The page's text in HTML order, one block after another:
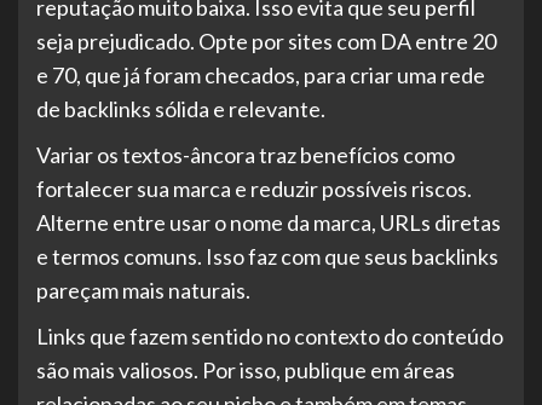
reputação muito baixa. Isso evita que seu perfil
seja prejudicado. Opte por sites com DA entre 20
e 70, que já foram checados, para criar uma rede
de backlinks sólida e relevante.
Variar os textos-âncora traz benefícios como
fortalecer sua marca e reduzir possíveis riscos.
Alterne entre usar o nome da marca, URLs diretas
e termos comuns. Isso faz com que seus backlinks
pareçam mais naturais.
Links que fazem sentido no contexto do conteúdo
são mais valiosos. Por isso, publique em áreas